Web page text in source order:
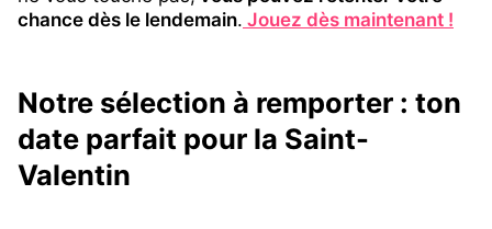
chance dès le lendemain. Jouez dès maintenant !
Notre sélection à remporter : ton
date parfait pour la Saint-
Valentin